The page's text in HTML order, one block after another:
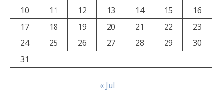
10
11 12 13 14 15
16
17
18 19 20 21 22
23
24
25 26 27 28 29
30
31
« Jul